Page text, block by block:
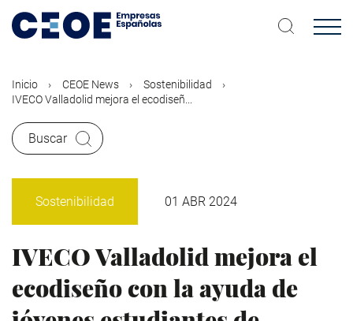
contenido
Inicio CEOE News
Sostenibilidad
IVECO Valladolid mejora el ecodiseñ...
Buscar
Sostenibilidad 01 ABR 2024
IVECO Valladolid mejora el
ecodiseño con la ayuda de